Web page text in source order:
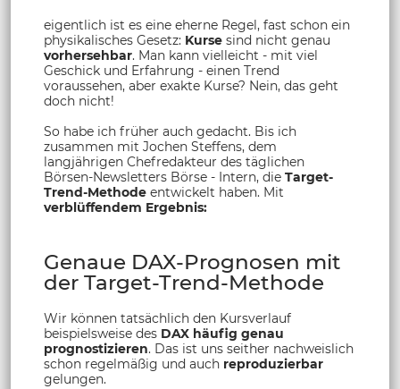
eigentlich ist es eine eherne Regel, fast schon ein
physikalisches Gesetz: Kurse sind nicht genau
vorhersehbar. Man kann vielleicht - mit viel
Geschick und Erfahrung - einen Trend
voraussehen, aber exakte Kurse? Nein, das geht
doch nicht!
So habe ich früher auch gedacht. Bis ich
zusammen mit Jochen Steffens, dem
langjährigen Chefredakteur des täglichen
Börsen-Newsletters Börse - Intern, die Target-
Trend-Methode entwickelt haben. Mit
verblüffendem Ergebnis:
Genaue DAX-Prognosen mit
der Target-Trend-Methode
Wir können tatsächlich den Kursverlauf
beispielsweise des DAX häufig genau
prognostizieren. Das ist uns seither nachweislich
schon regelmäßig und auch reproduzierbar
gelungen.